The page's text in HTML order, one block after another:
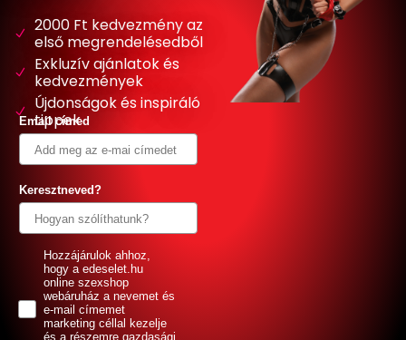
2000 Ft kedvezmény az
első megrendelésedből
Exkluzív ajánlatok és
kedvezmények
Újdonságok és inspiráló
tippek
Email címed
Keresztneved?
GDPRHozzájárulok ahhoz,
hogy a edeselet.hu
online szexshop
webáruház a nevemet és
e-mail címemet
marketing céllal kezelje
és a részemre gazdasági